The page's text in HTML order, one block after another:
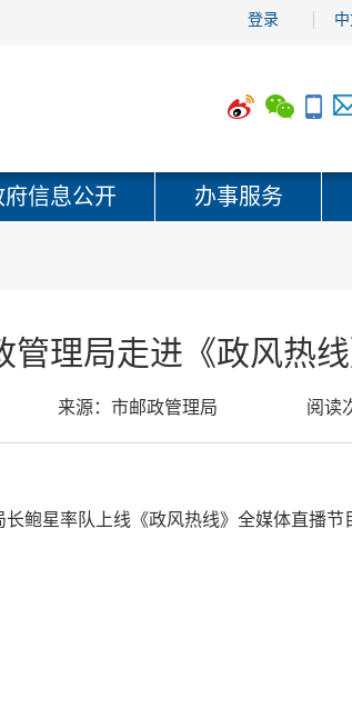
登录
府信息公开 办事服务
管理局走进《政风热
来源： 市邮政管理局 阅读
鲍星率队上线《政风热线》全媒体直播